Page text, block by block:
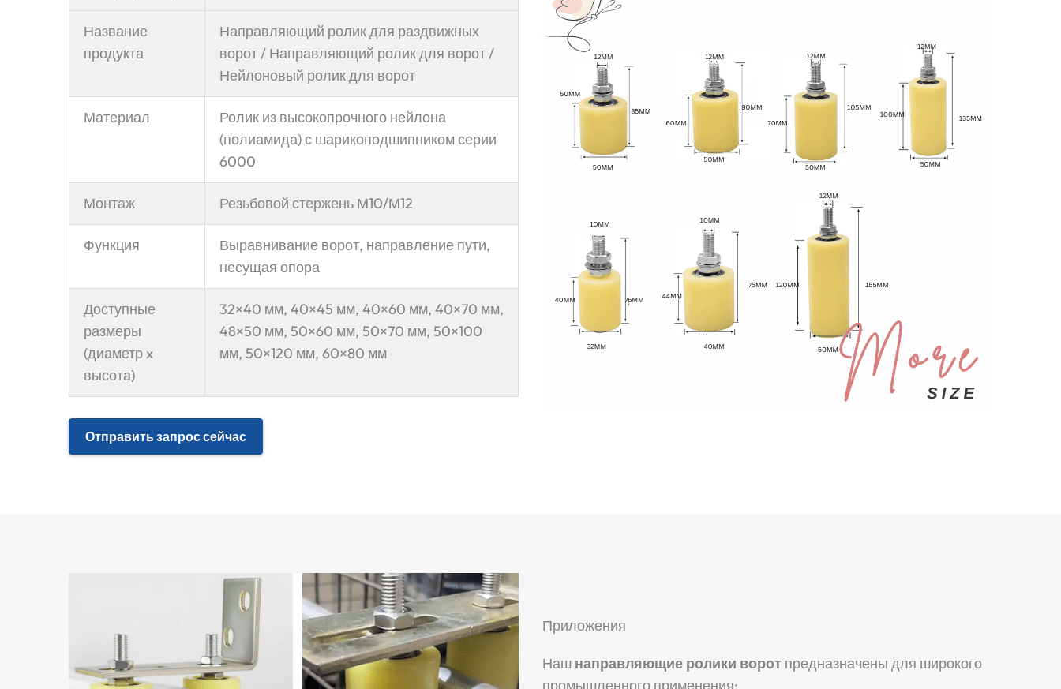
Название
продукта
Направляющий ролик для раздвижных
ворот / Направляющий ролик для ворот /
Нейлоновый ролик для ворот
Материал
Ролик из высокопрочного нейлона
(полиамида) с шарикоподшипником серии
6000
Монтаж Резьбовой стержень М10/М12
Функция
Выравнивание ворот, направление пути,
несущая опора
Доступные
размеры
(диаметр x
высота)
32×40 мм, 40×45 мм, 40×60 мм, 40×70 мм,
48×50 мм, 50×60 мм, 50×70 мм, 50×100
мм, 50×120 мм, 60×80 мм
Отправить запрос сейчас
Приложения
Наш направляющие ролики ворот предназначены для широкого